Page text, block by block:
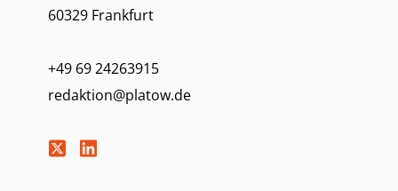
60329 Frankfurt
+49 69 24263915
redaktion@platow.de